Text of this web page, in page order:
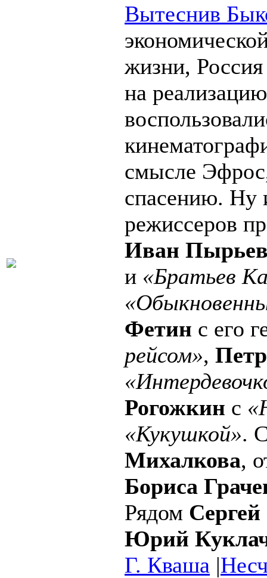
Вытеснив
жизни,
на
смысле
спасению. Ну
режиссеров
Иван
и «Братьев
Фетин с его
рейсом»,
Рогожкин с
«Кукушкой».
Михалкова,
Бориса
Рядом
Юрий
Г. Кваша |